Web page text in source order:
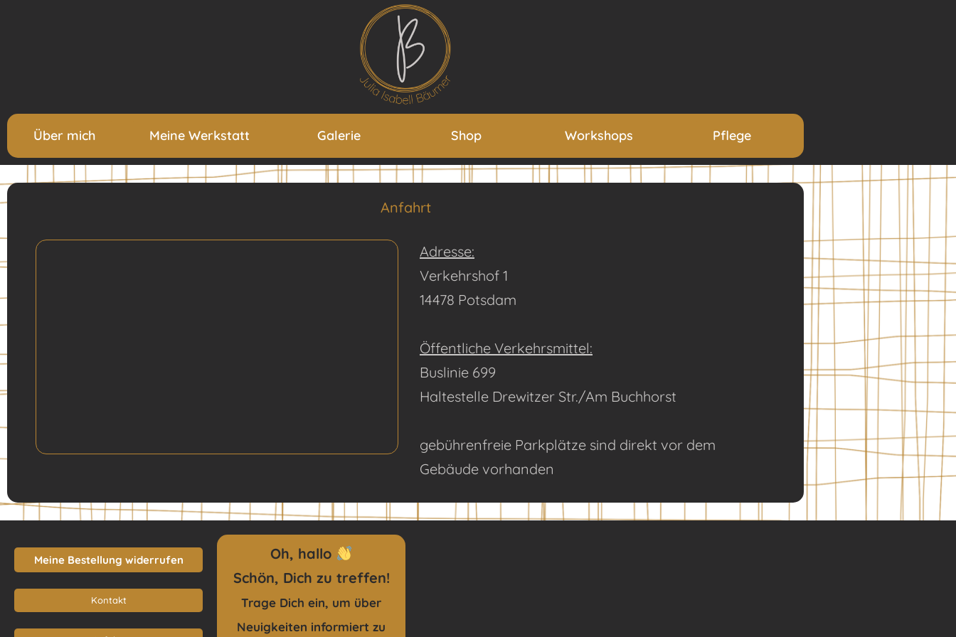
Über mich Meine Werkstatt Galerie Shop Workshops Pflege
Anfahrt
Adresse:
Verkehrshof 1
14478 Potsdam
Öffentliche Verkehrsmittel:
Buslinie 699
Haltestelle Drewitzer Str./Am Buchhorst
gebührenfreie Parkplätze sind direkt vor dem
Gebäude vorhanden
Meine Bestellung widerrufen
Kontakt
Oh, hallo
Schön, Dich zu treffen!
Trage Dich ein, um über
Neuigkeiten informiert zu